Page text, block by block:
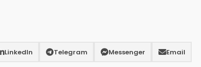
LinkedIn Telegram Messenger Email